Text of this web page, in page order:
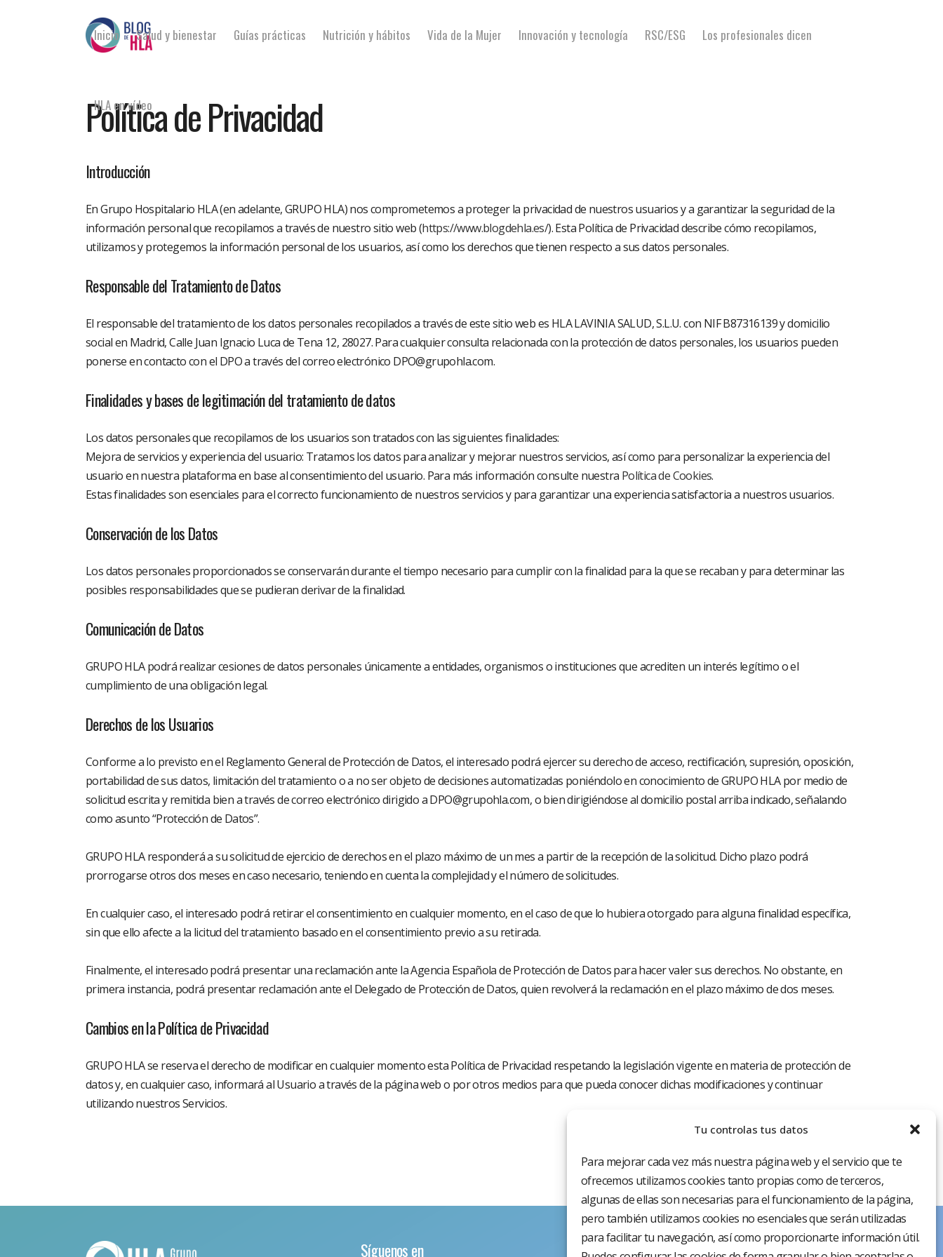
Tu controlas tus datos
Para mejorar cada vez más nuestra página web y el servicio que te
ofrecemos utilizamos cookies tanto propias como de terceros,
algunas de ellas son necesarias para el funcionamiento de la página,
pero también utilizamos cookies no esenciales que serán utilizadas
para facilitar tu navegación, así como proporcionarte información útil.
Inicio Salud y bienestar Guías prácticas Nutrición y hábitos Vida de la Mujer Innovación y tecnología RSC/ESG Los profesionales dicen
HLA en vídeo
Política de Privacidad
Introducción
En Grupo Hospitalario HLA (en adelante, GRUPO HLA) nos comprometemos a proteger la privacidad de nuestros usuarios y a garantizar la seguridad de la
información personal que recopilamos a través de nuestro sitio web (https://www.blogdehla.es/). Esta Política de Privacidad describe cómo recopilamos,
utilizamos y protegemos la información personal de los usuarios, así como los derechos que tienen respecto a sus datos personales.
Responsable del Tratamiento de Datos
El responsable del tratamiento de los datos personales recopilados a través de este sitio web es HLA LAVINIA SALUD, S.L.U. con NIF B87316139 y domicilio
social en Madrid, Calle Juan Ignacio Luca de Tena 12, 28027. Para cualquier consulta relacionada con la protección de datos personales, los usuarios pueden
ponerse en contacto con el DPO a través del correo electrónico DPO@grupohla.com.
Finalidades y bases de legitimación del tratamiento de datos
Los datos personales que recopilamos de los usuarios son tratados con las siguientes finalidades:
Mejora de servicios y experiencia del usuario: Tratamos los datos para analizar y mejorar nuestros servicios, así como para personalizar la experiencia del
usuario en nuestra plataforma en base al consentimiento del usuario. Para más información consulte nuestra Política de Cookies.
Estas finalidades son esenciales para el correcto funcionamiento de nuestros servicios y para garantizar una experiencia satisfactoria a nuestros usuarios.
Conservación de los Datos
Los datos personales proporcionados se conservarán durante el tiempo necesario para cumplir con la finalidad para la que se recaban y para determinar las
posibles responsabilidades que se pudieran derivar de la finalidad.
Comunicación de Datos
GRUPO HLA podrá realizar cesiones de datos personales únicamente a entidades, organismos o instituciones que acrediten un interés legítimo o el
cumplimiento de una obligación legal.
Derechos de los Usuarios
Conforme a lo previsto en el Reglamento General de Protección de Datos, el interesado podrá ejercer su derecho de acceso, rectificación, supresión, oposición,
portabilidad de sus datos, limitación del tratamiento o a no ser objeto de decisiones automatizadas poniéndolo en conocimiento de GRUPO HLA por medio de
solicitud escrita y remitida bien a través de correo electrónico dirigido a DPO@grupohla.com, o bien dirigiéndose al domicilio postal arriba indicado, señalando
como asunto “Protección de Datos”.
GRUPO HLA responderá a su solicitud de ejercicio de derechos en el plazo máximo de un mes a partir de la recepción de la solicitud. Dicho plazo podrá
prorrogarse otros dos meses en caso necesario, teniendo en cuenta la complejidad y el número de solicitudes.
En cualquier caso, el interesado podrá retirar el consentimiento en cualquier momento, en el caso de que lo hubiera otorgado para alguna finalidad específica,
sin que ello afecte a la licitud del tratamiento basado en el consentimiento previo a su retirada.
Finalmente, el interesado podrá presentar una reclamación ante la Agencia Española de Protección de Datos para hacer valer sus derechos. No obstante, en
primera instancia, podrá presentar reclamación ante el Delegado de Protección de Datos, quien revolverá la reclamación en el plazo máximo de dos meses.
Cambios en la Política de Privacidad
GRUPO HLA se reserva el derecho de modificar en cualquier momento esta Política de Privacidad respetando la legislación vigente en materia de protección de
datos y, en cualquier caso, informará al Usuario a través de la página web o por otros medios para que pueda conocer dichas modificaciones y continuar
utilizando nuestros Servicios.
Síguenos en